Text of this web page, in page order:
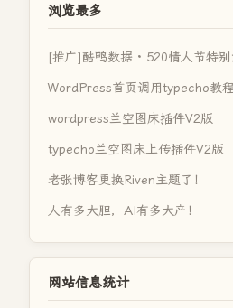
浏览最多
[推广]酷鸭数据 · 520情人节特别
WordPress首页调用typecho教
wordpress兰空图床插件V2版
typecho兰空图床上传插件V2版
老张博客更换Riven主题了！
人有多大胆，AI有多大产！
网站信息统计